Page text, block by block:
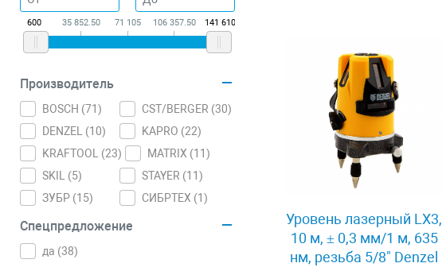
600 35 852.50 71 105 106 357.50 141 610
Производитель
BOSCH (71 ) CST/BERGER (30)
DENZEL (10) KAPRO (22)
KRAFTOOL (23) MATRIX (11 )
SKIL (5) STAYER (11)
ЗУБР (15) СИБРТЕХ (1)
Спецпредложение
да (38)
Уровень лазерный LX3,
10 м, ± 0,3 мм/1 м, 635
нм, резьба 5/8" Denzel